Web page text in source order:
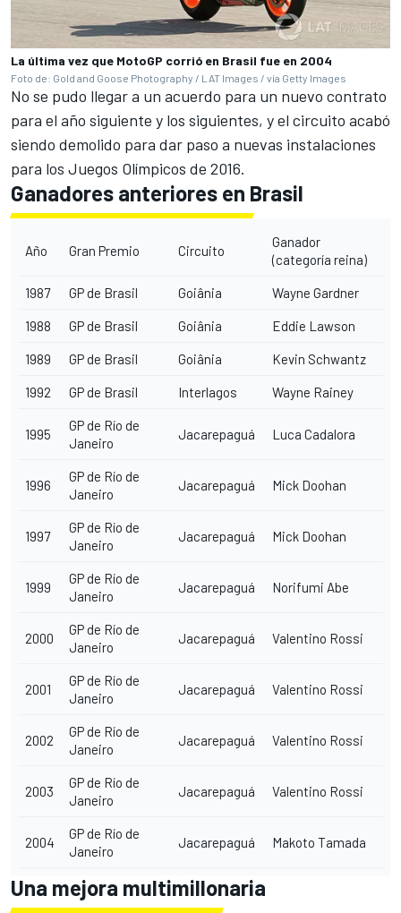
La última vez que MotoGP corrió en Brasil fue en 2004
Foto de: Gold and Goose Photography / LAT Images / vía Getty Images
No se pudo llegar a un acuerdo para un nuevo contrato
para el año siguiente y los siguientes, y el circuito acabó
siendo demolido para dar paso a nuevas instalaciones
para los Juegos Olímpicos de 2016.
Ganadores anteriores en Brasil
Año Gran Premio Circuito
Ganador
(categoría reina)
1987 GP de Brasil Goiânia Wayne Gardner
1988 GP de Brasil Goiânia Eddie Lawson
1989 GP de Brasil Goiânia Kevin Schwantz
1992 GP de Brasil Interlagos Wayne Rainey
1995
GP de Río de
Janeiro
Jacarepaguá Luca Cadalora
1996
GP de Río de
Janeiro
Jacarepaguá Mick Doohan
1997
GP de Río de
Janeiro
Jacarepaguá Mick Doohan
1999
GP de Río de
Janeiro
Jacarepaguá Norifumi Abe
2000
GP de Río de
Janeiro
Jacarepaguá Valentino Rossi
2001
GP de Río de
Janeiro
Jacarepaguá Valentino Rossi
2002
GP de Río de
Janeiro
Jacarepaguá Valentino Rossi
2003
GP de Río de
Janeiro
Jacarepaguá Valentino Rossi
2004
GP de Río de
Janeiro
Jacarepaguá Makoto Tamada
Una mejora multimillonaria